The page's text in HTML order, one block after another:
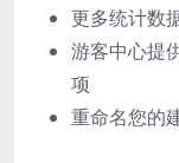
更多统计数
游客中心提
项
重命名您的